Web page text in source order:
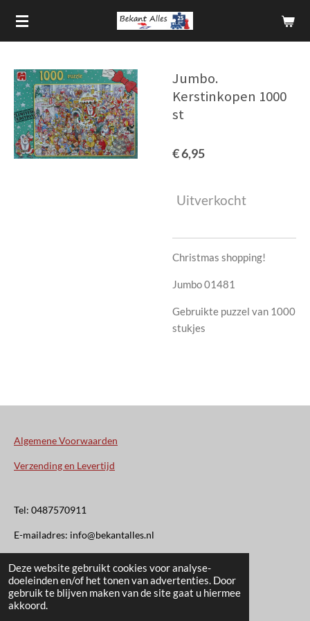
Deze website gebruikt cookies voor analyse-
doeleinden en/of het tonen van advertenties. Door
gebruik te blijven maken van de site gaat u hiermee
akkoord.
Ga
direct
hoofdinhoud
Jumbo.
Kerstinkopen 1000
st
€ 6,95
Uitverkocht
Christmas shopping!
Jumbo 01481
Gebruikte puzzel van 1000
stukjes
Algemene Voorwaarden
Verzending en Levertijd
Tel: 0487570911
E-mailadres: info@bekantalles.nl
Rooysestraat 4
6621AM Dreumel